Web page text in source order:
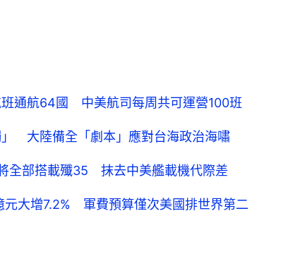
班通航64國 中美航司每周共可運營100班
大陸備全「劇本」應對台海政治海嘯
全部搭載殲35 抹去中美艦載機代際差
大增7.2% 軍費預算僅次美國排世界第二